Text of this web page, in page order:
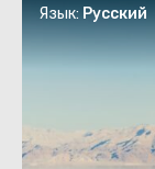
Язык: Русский